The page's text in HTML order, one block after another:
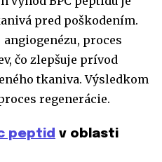
pred poškodením.
proces
čo zlepšuje prívod
tkaniva. Výsledkom
regenerácie.
peptid v oblasti